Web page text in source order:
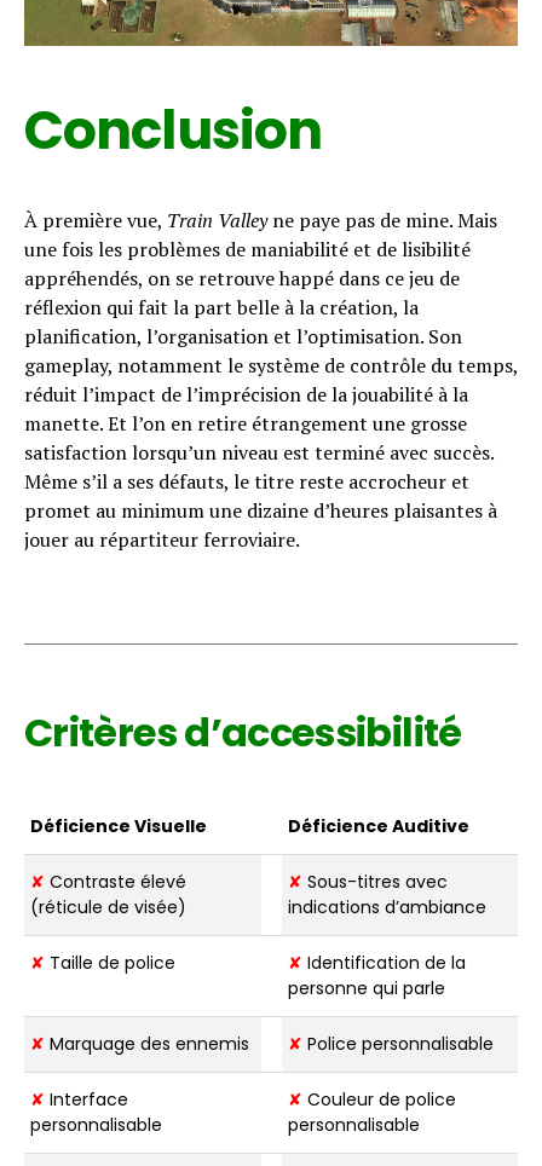
Conclusion
À première vue, Train Valleyne paye pas de mine. Mais
une fois les problèmes de maniabilité et de lisibilité
appréhendés, on se retrouve happé dans ce jeu de
réflexion qui fait la part belle à la création, la
planification, l’organisation et l’optimisation. Son
gameplay, notamment le système de contrôle du temps,
réduit l’impact de l’imprécision de la jouabilité à la
manette. Et l’on en retire étrangement une grosse
satisfaction lorsqu’un niveau est terminé avec succès.
Même s’il a ses défauts, le titre reste accrocheur et
promet au minimum une dizaine d’heures plaisantes à
jouer au répartiteur ferroviaire.
Critères d’accessibilité
Déficience Visuelle Déficience Auditive
✘ Contraste élevé
(réticule de visée)
✘ Sous-titres avec
indications d’ambiance
✘ Taille de police ✘ Identification de la
personne qui parle
✘ Marquage des ennemis ✘ Police personnalisable
✘ Interface
personnalisable
✘ Couleur de police
personnalisable